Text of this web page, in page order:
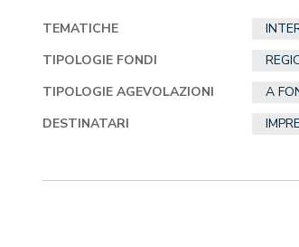
TEMATICHE
TIPOLOGIE FONDI
TIPOLOGIE AGEVOLAZIONI
A
DESTINATARI